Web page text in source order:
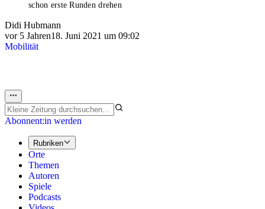
schon erste Runden drehen
Didi Hubmann
vor 5 Jahren18. Juni 2021 um 09:02
Mobilität
Abonnent:in werden
Rubriken
Orte
Themen
Autoren
Spiele
Podcasts